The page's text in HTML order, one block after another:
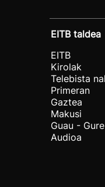
EITB taldea
EITB
Kirolak
Telebista
Primeran
Gaztea
Makusi
Guau - Gure
Audioa